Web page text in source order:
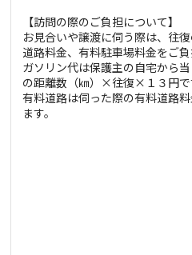
【訪問の際のご負担について】
お見合いや譲渡に伺う際は、往
道路料金、有料駐車場料金をご負
ガソリン代は保護主の自宅から
の距離数（㎞）×往復×１３円で
有料道路は伺った際の有料道路
ます。